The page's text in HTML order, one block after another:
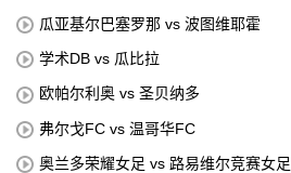
瓜亚基尔巴塞罗那 vs 波图维耶霍
学术DB vs 瓜比拉
欧帕尔利奥 vs 圣贝纳多
弗尔戈FC vs 温哥华FC
奥兰多荣耀女足 vs 路易维尔竞赛女足